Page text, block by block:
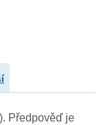
Předpověď je